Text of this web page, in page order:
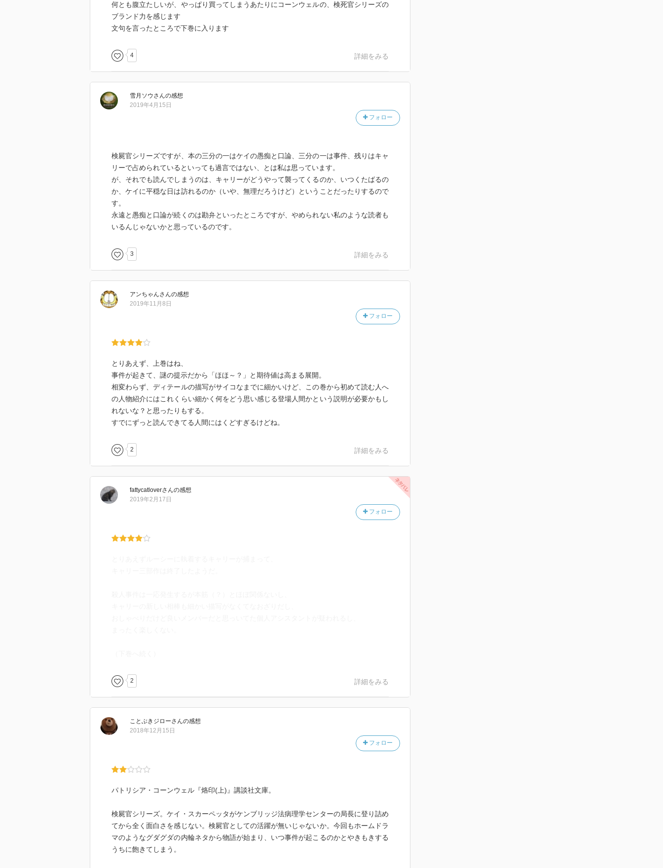
何とも腹立たしいが、やっぱり買ってしまうあたりにコーンウェルの、検死官シリーズの
ブランド力を感じます
文句を言ったところで下巻に入ります
4 詳細をみる
雪月ソウさんの感想
フォロー
2019年4月15日
検屍官シリーズですが、本の三分の一はケイの愚痴と口論、三分の一は事件、残りはキャ
リーで占められているといっても過言ではない、とは私は思っています。
が、それでも読んでしまうのは、キャリーがどうやって襲ってくるのか、いつくたばるの
か、ケイに平穏な日は訪れるのか（いや、無理だろうけど）ということだったりするので
す。
永遠と愚痴と口論が続くのは勘弁といったところですが、やめられない私のような読者も
いるんじゃないかと思っているのです。
3 詳細をみる
アンちゃんさんの感想
フォロー
2019年11月8日
とりあえず、上巻はね、
事件が起きて、謎の提示だから「ほほ～？」と期待値は高まる展開。
相変わらず、ディテールの描写がサイコなまでに細かいけど、この巻から初めて読む人へ
の人物紹介にはこれくらい細かく何をどう思い感じる登場人間かという説明が必要かもし
れないな？と思ったりもする。
すでにずっと読んできてる人間にはくどすぎるけどね。
2 詳細をみる
fattycatloverさんの感想
フォロー
2019年2月17日
2 詳細をみる
ことぶきジローさんの感想
フォロー
2018年12月15日
パトリシア・コーンウェル『烙印(上)』講談社文庫。
検屍官シリーズ。ケイ・スカーペッタがケンブリッジ法病理学センターの局長に登り詰め
てから全く面白さを感じない。検屍官としての活躍が無いじゃないか。今回もホームドラ
マのようなグダグダの内輪ネタから物語が始まり、いつ事件が起こるのかとやきもきする
うちに飽きてしまう。